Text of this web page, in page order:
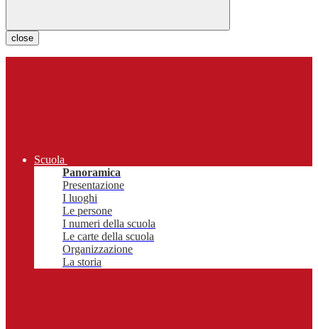
close
Scuola
Panoramica
Presentazione
I luoghi
Le persone
I numeri della scuola
Le carte della scuola
Organizzazione
La storia